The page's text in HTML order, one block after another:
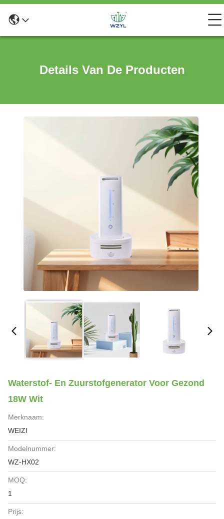
Details Van De Producten
Waterstof- En Zuurstofgenerator Voor Gezond
18W Wit
Merknaam:
WEIZI
Modelnummer:
WZ-HX02
MOQ:
1
Prijs: